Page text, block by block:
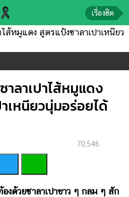
เรื่องฮิต
าลาเปาไส้หมูแดง
เหนียวนุ่มอร่อยได้
70,546
องด้วยซาลาเปาขาว ๆ กลม ๆ สัก